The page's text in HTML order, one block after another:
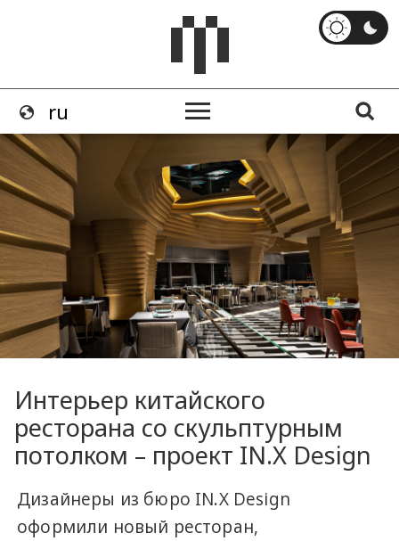
Интерьер китайского
ресторана со скульптурным
потолком – проект IN.X Design
Дизайнеры из бюро IN.X Design
оформили новый ресторан,